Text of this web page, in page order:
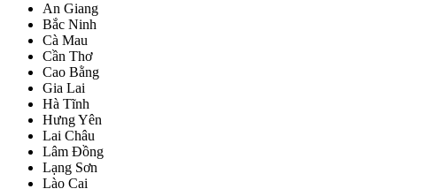
An Giang
Bắc Ninh
Cà Mau
Cần Thơ
Cao Bằng
Gia Lai
Hà Tĩnh
Hưng Yên
Lai Châu
Lâm Đồng
Lạng Sơn
Lào Cai